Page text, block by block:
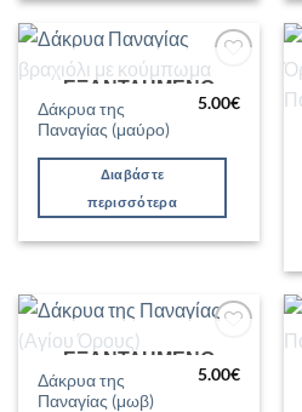
Προσθήκη
στη Λίστα
ΕΞΑΝΤΛΗΜΈΝΟ
Δάκρυα της
Παναγίας (μαύρο)
5.00€
Διαβάστε
περισσότερα
Προσθήκη
στη Λίστα
ΕΞΑΝΤΛΗΜΈΝΟ
Δάκρυα της
Παναγίας (μωβ)
5.00€